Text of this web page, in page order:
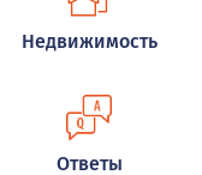
Недвижимость
Ответы